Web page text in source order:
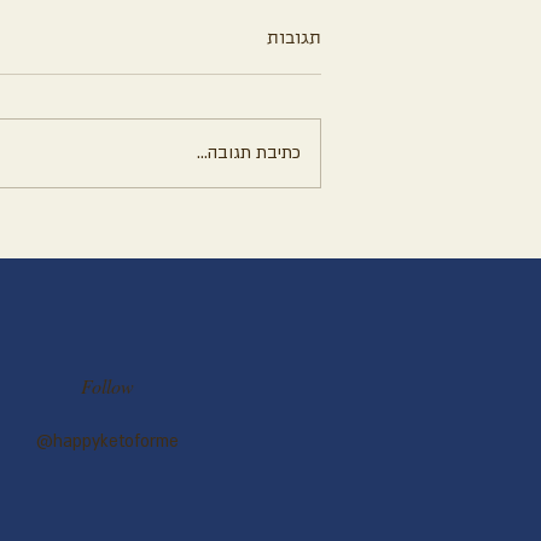
יתרונות התזונה הקטוגנית
תגובות
כתיבת תגובה...
Follow
@happyketoforme